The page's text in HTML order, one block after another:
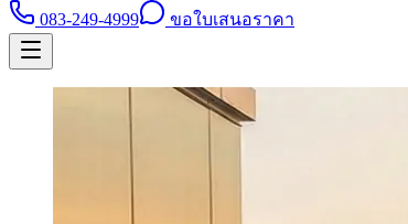
083-249-4999
ขอใบเสนอราคา